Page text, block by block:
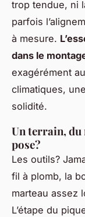
trop tendue, ni
parfois
à mesure.
dans le
exagérément
climatiques,
solidité.
Un terrain,
pose?
Les outils?
fil à plomb, la
marteau assez
L’étape du